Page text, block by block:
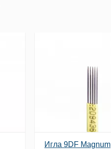
Игла 9DF Magnum